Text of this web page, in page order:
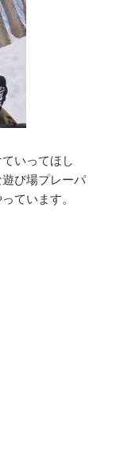
いってほし
び場プレーパ
ています。